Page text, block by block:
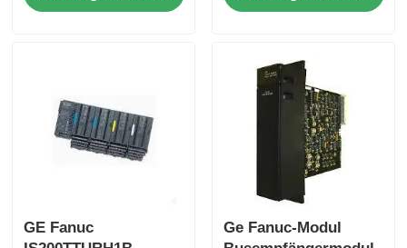
Emerson-DCS-Steuerung
GE Fanuc
Ge Fanuc-Modul